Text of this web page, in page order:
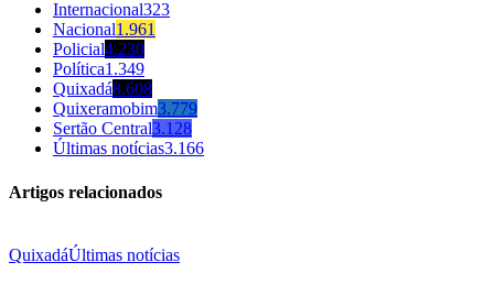
Internacional323
Nacional1.961
Policial4.230
Política1.349
Quixadá8.608
Quixeramobim3.779
Sertão Central3.128
Últimas notícias3.166
Artigos relacionados
QuixadáÚltimas notícias